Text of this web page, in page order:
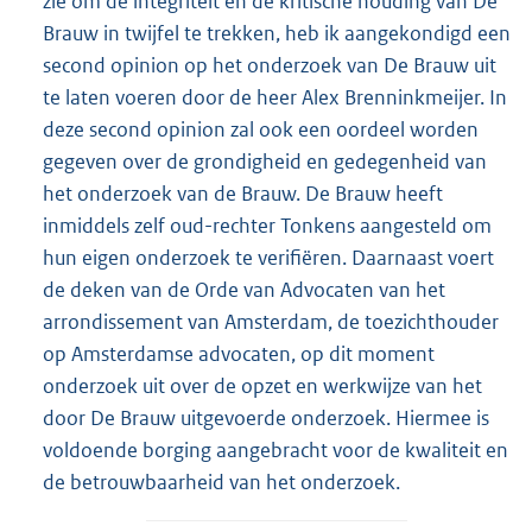
Brauw in twijfel te trekken, heb ik aangekondigd een
second opinion op het onderzoek van De Brauw uit
te laten voeren door de heer Alex Brenninkmeijer. In
deze second opinion zal ook een oordeel worden
gegeven over de grondigheid en gedegenheid van
het onderzoek van de Brauw. De Brauw heeft
inmiddels zelf oud-rechter Tonkens aangesteld om
hun eigen onderzoek te verifiëren. Daarnaast voert
de deken van de Orde van Advocaten van het
arrondissement van Amsterdam, de toezichthouder
op Amsterdamse advocaten, op dit moment
onderzoek uit over de opzet en werkwijze van het
door De Brauw uitgevoerde onderzoek. Hiermee is
voldoende borging aangebracht voor de kwaliteit en
de betrouwbaarheid van het onderzoek.